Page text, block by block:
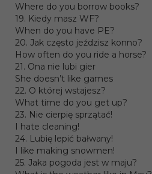
Where do you borrow books?
19. Kiedy masz WF?
When do you have PE?
20. Jak często jeździsz konno?
How often do you ride a horse?
21. Ona nie lubi gier
She doesn’t like games
22. O której wstajesz?
What time do you get up?
23. Nie cierpię sprzątać!
I hate cleaning!
24. Lubię lepić bałwany!
I like making snowmen!
25. Jaka pogoda jest w maju?